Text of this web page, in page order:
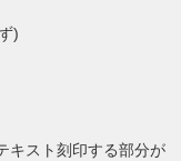
)
スト刻印する部分が